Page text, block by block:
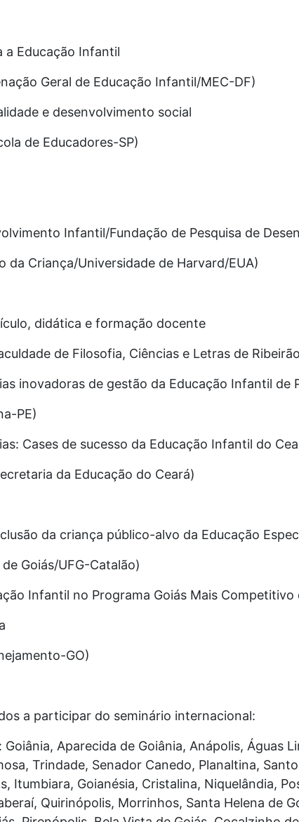
a Educação Infantil
Geral de Educação Infantil/MEC-DF)
e desenvolvimento social
de Educadores-SP)
Infantil/Fundação de Pesquisa de
da Criança/Universidade de Harvard/EUA)
didática e formação docente
de Filosofia, Ciências e Letras de
inovadoras de gestão da Educação Infantil de
PE)
Cases de sucesso da Educação Infantil do
da Educação do Ceará)
da criança público-alvo da Educação
Goiás/UFG-Catalão)
Infantil no Programa Goiás Mais Competitivo
GO)
a participar do seminário internacional:
Aparecida de Goiânia, Anápolis, Águas
Trindade, Senador Canedo, Planaltina,
Itumbiara, Goianésia, Cristalina, Niquelândia,
Quirinópolis, Morrinhos, Santa Helena de